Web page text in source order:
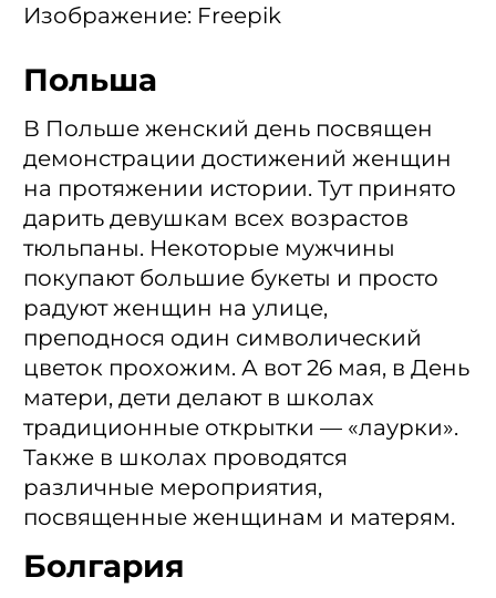
Изображение: Freepik
Польша
В Польше женский день посвящен
демонстрации достижений женщин
на протяжении истории. Тут принято
дарить девушкам всех возрастов
тюльпаны. Некоторые мужчины
покупают большие букеты и просто
радуют женщин на улице,
преподнося один символический
цветок прохожим. А вот 26 мая, в День
матери, дети делают в школах
традиционные открытки — «лаурки».
Также в школах проводятся
различные мероприятия,
посвященные женщинам и матерям.
Болгария